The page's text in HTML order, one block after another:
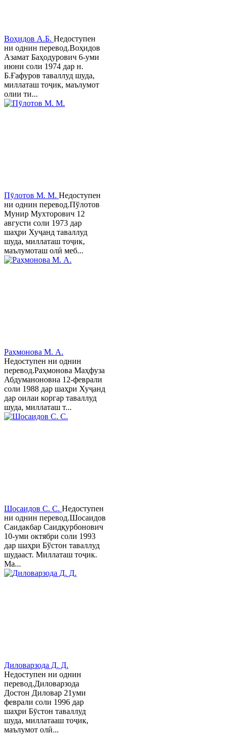
Воҳидов А.Б. Недоступен
ни однин перевод.Воҳидов
Азамат Баҳодурович 6-уми
июни соли 1974 дар н.
Б.Ғафуров таваллуд шуда,
миллаташ тоҷик, маълумот
олии ти...
Пӯлотов М. М. Недоступен
ни однин перевод.Пўлотов
Мунир Мухторович 12
августи соли 1973 дар
шаҳри Хуҷанд таваллуд
шуда, миллаташ тоҷик,
маълумоташ олӣ меб...
Раҳмонова М. А.
Недоступен ни однин
перевод.Раҳмонова Маҳфуза
Абдуманоновна 12-феврали
соли 1988 дар шаҳри Хуҷанд
дар оилаи коргар таваллуд
шуда, миллаташ т...
Шосаидов С. С. Недоступен
ни однин перевод.Шосаидов
Саидакбар Саидқурбонович
10-уми октябри соли 1993
дар шаҳри Бўстон таваллуд
шудааст. Миллаташ тоҷик.
Ма...
Диловарзода Д. Д.
Недоступен ни однин
перевод.Диловарзода
Достон Диловар 21уми
феврали соли 1996 дар
шаҳри Бӯстон таваллуд
шуда, миллатааш тоҷик,
маълумот олӣ...